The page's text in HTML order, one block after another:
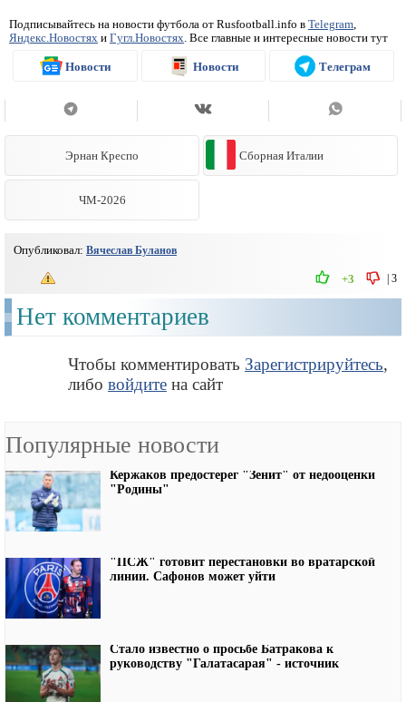
Подписывайтесь на новости футбола от Rusfootball.info в Telegram,
Яндекс.Новостях и Гугл.Новостях. Все главные и интересные новости тут
Новости Новости Телеграм
Эрнан Креспо Сборная Италии
ЧМ-2026
Опубликовал: Вячеслав Буланов
3
+3
Нет комментариев
Чтобы комментировать Зарегистрируйтесь,
либо войдите на сайт
Популярные новости
Кержаков предостерег "Зенит" от недооценки
"Родины"
"ПСЖ" готовит перестановки во вратарской
линии. Сафонов может уйти
Стало известно о просьбе Батракова к
руководству "Галатасарая" - источник